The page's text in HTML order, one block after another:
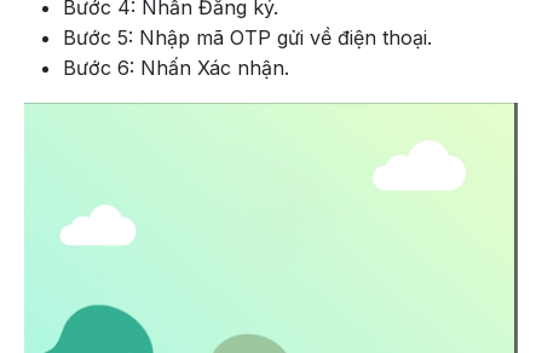
Bước 4: Nhấn Đăng ký.
Bước 5: Nhập mã OTP gửi về điện thoại.
Bước 6: Nhấn Xác nhận.